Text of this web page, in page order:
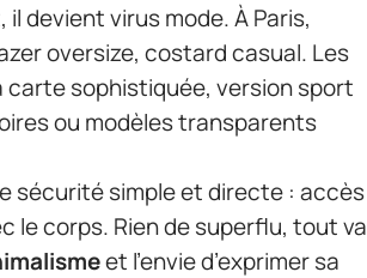
devient virus mode. À Paris,
oversize, costard casual. Les
carte sophistiquée, version sport
ou modèles transparents
sécurité simple et directe : accès
le corps. Rien de superflu, tout va
et l’envie d’exprimer sa